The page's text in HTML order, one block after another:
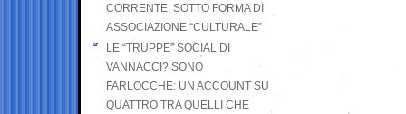
CORRENTE, SOTTO FORMA DI
ASSOCIAZIONE “CULTURALE”
LE “TRUPPE” SOCIAL DI
VANNACCI? SONO
FARLOCCHE: UN ACCOUNT SU
QUATTRO TRA QUELLI CHE